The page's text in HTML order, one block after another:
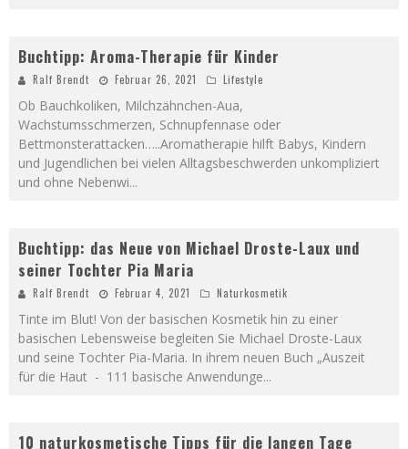
Buchtipp: Aroma-Therapie für Kinder
Ralf Brendt Februar 26, 2021 Lifestyle
Ob Bauchkoliken, Milchzähnchen-Aua,
Wachstumsschmerzen, Schnupfennase oder
Bettmonsterattacken…..Aromatherapie hilft Babys, Kindern
und Jugendlichen bei vielen Alltagsbeschwerden unkompliziert
und ohne Nebenwi...
Buchtipp: das Neue von Michael Droste-Laux und
seiner Tochter Pia Maria
Ralf Brendt Februar 4, 2021 Naturkosmetik
Tinte im Blut! Von der basischen Kosmetik hin zu einer
basischen Lebensweise begleiten Sie Michael Droste-Laux
und seine Tochter Pia-Maria. In ihrem neuen Buch „Auszeit
für die Haut - 111 basische Anwendunge...
10 naturkosmetische Tipps für die langen Tage